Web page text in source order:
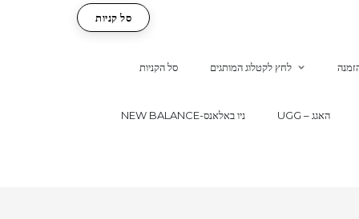
סל הקניות לחץ לקטלוג המותגים
NEW BALANCE-ניו באלאנס UGG – האגג
סל קניות